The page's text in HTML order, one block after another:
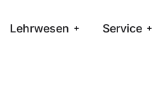
Lehrwesen Service